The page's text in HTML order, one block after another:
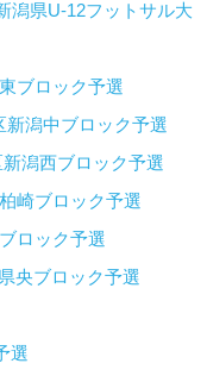
潟県U-12フットサル大
ブロック予選
潟中ブロック予選
潟西ブロック予選
崎ブロック予選
ロック予選
央ブロック予選
選